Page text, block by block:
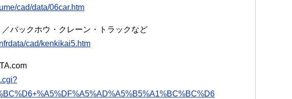
cad/data/06car.htm
バックホウ・クレーン・トラックなど
cad/kenkikai5.htm